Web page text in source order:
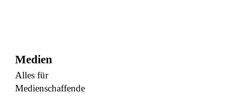
Medien
Alles für
Medienschaffende